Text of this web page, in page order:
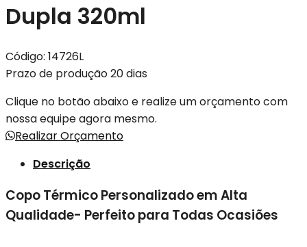
Dupla 320ml
Código: 14726L
Prazo de produção 20 dias
Clique no botão abaixo e realize um orçamento com
nossa equipe agora mesmo.
Realizar Orçamento
Descrição
Copo Térmico Personalizado em Alta
Qualidade- Perfeito para Todas Ocasiões